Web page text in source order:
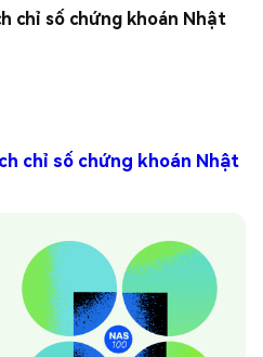
chỉ số chứng khoán Nhật
chỉ số chứng khoán Nhật